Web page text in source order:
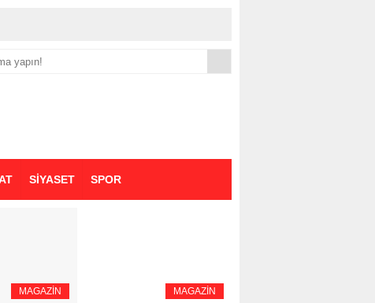
zammı
SİYASET SPOR
MAGAZİN MAGAZİN